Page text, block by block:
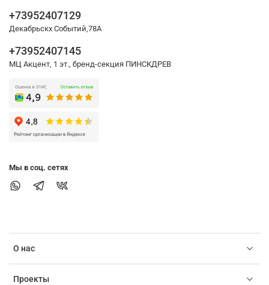
О нас
Проекты
+73952407129
Декабрьскх Событий,78А
+73952407145
МЦ Акцент, 1 эт., бренд-секция ПИНСКДРЕВ
Мы в соц. сетях